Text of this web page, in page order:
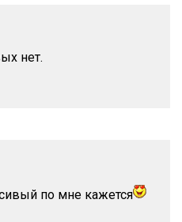
нет.
по мне кажется